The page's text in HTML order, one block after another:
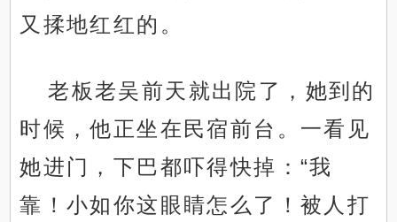
又揉地红红的。
老板老吴前天就出院了，她到的
时候，他正坐在民宿前台。一看见
她进门，下巴都吓得快掉：“我
靠！小如你这眼睛怎么了！被人打